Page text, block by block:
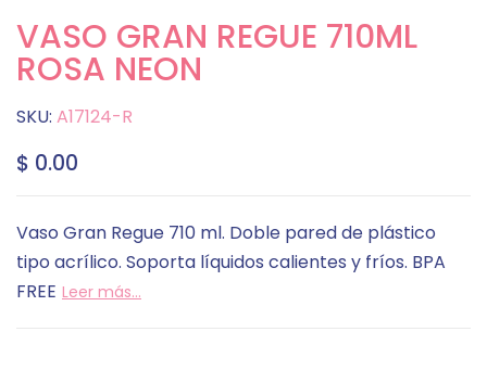
VASO GRAN REGUE 710ML
ROSA NEON
SKU: A17124-R
$ 0.00
Vaso Gran Regue 710 ml. Doble pared de plástico
tipo acrílico. Soporta líquidos calientes y fríos. BPA
FREE Leer más...